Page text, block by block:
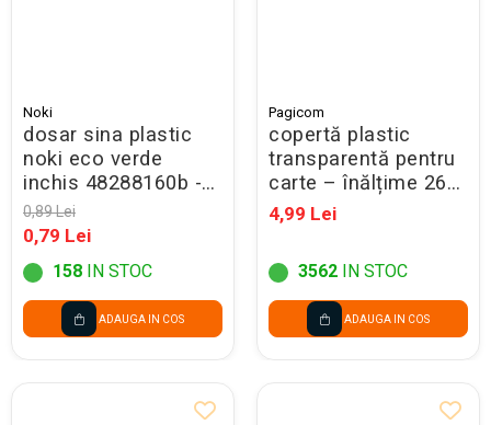
Noki
dosar sina plastic
noki eco verde
inchis 48288160b -
promo
0,89 Lei
0,79 Lei
158 IN STOC
ADAUGA IN COS
Pagicom
copertă plastic
transparentă pentru
carte – înălțime 26
cm
4,99 Lei
3562 IN STOC
ADAUGA IN COS